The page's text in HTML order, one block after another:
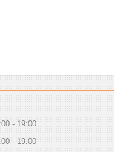
19:00
19:00